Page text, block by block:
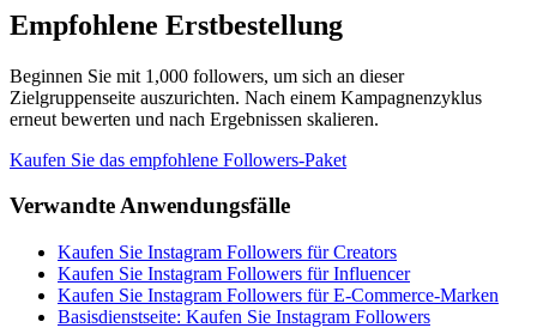
Empfohlene Erstbestellung
Beginnen Sie mit 1,000 followers, um sich an dieser
Zielgruppenseite auszurichten. Nach einem Kampagnenzyklus
erneut bewerten und nach Ergebnissen skalieren.
Kaufen Sie das empfohlene Followers-Paket
Verwandte Anwendungsfälle
Kaufen Sie Instagram Followers für Creators
Kaufen Sie Instagram Followers für Influencer
Kaufen Sie Instagram Followers für E-Commerce-Marken
Basisdienstseite: Kaufen Sie Instagram Followers